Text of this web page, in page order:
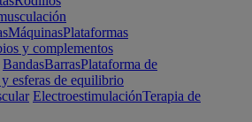
MáquinasPlataformas
y complementos
BandasBarrasPlataforma de
esferas de equilibrio
ElectroestimulaciónTerapia de